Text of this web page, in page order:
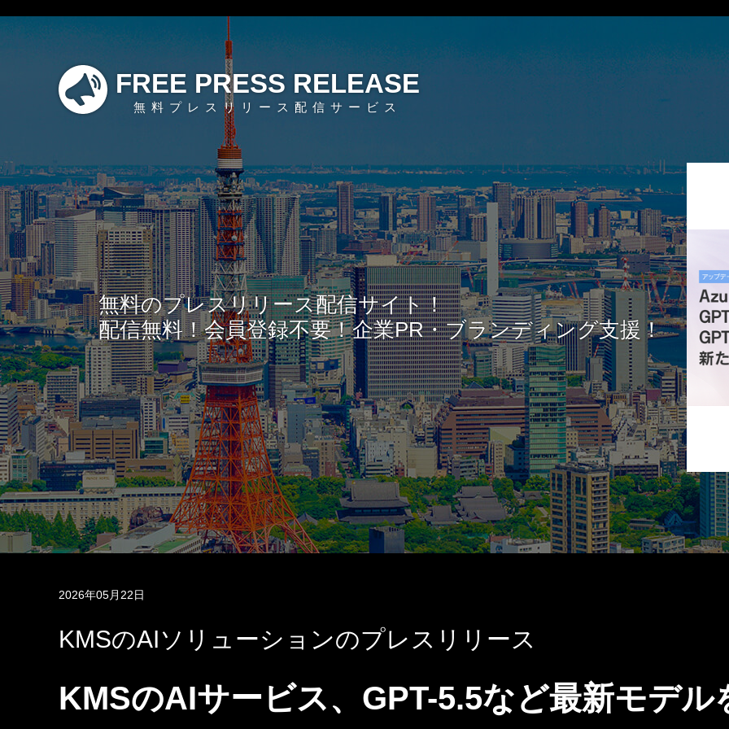
FREE PRESS RELEASE
無料プレスリリース配信サービス
無料のプレスリリース配信サイト！
配信無料！会員登録不要！企業PR・ブランディング支援！
2026年05月22日
KMSのAIソリューションのプレスリリース
KMSのAIサービス、GPT-5.5など最新モデル